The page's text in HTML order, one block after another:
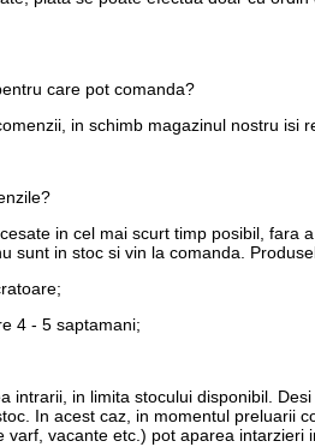
care pot comanda?
in schimb magazinul nostru
in cel mai scurt timp posibil,
sunt in stoc si vin la comanda.
4 - 5 saptamani;
intrarii, in limita stocului disponibil.
In acest caz, in momentul preluarii
varf, vacante etc.) pot aparea